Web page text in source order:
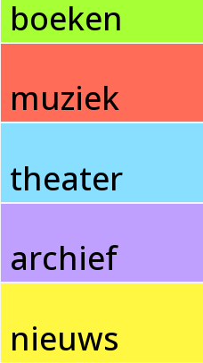
boeken
muziek
theater
archief
nieuws